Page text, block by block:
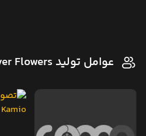
عوامل تولید Boys Over Flowers